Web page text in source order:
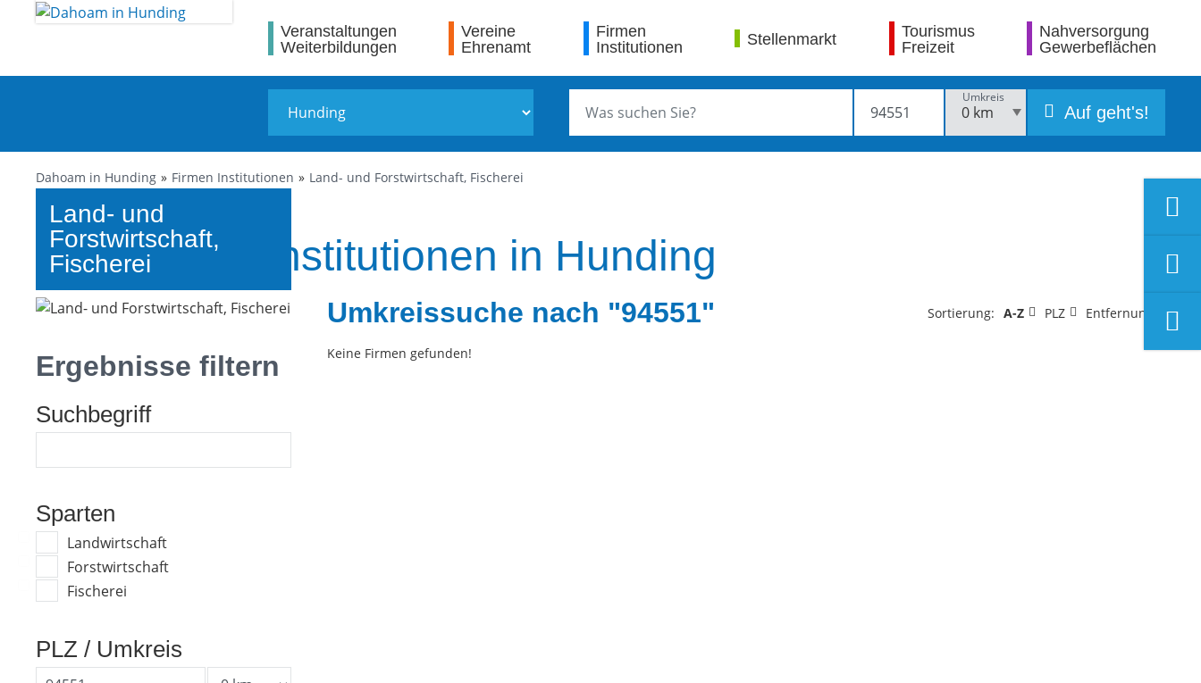
Veranstaltungen
Weiterbildungen
Vereine
Ehrenamt
Firmen
Institutionen
Stellenmarkt
Tourismus
Freizeit
Nahversorgung
Gewerbeflächen
Umkreis
Auf geht's!
Dahoam in Hunding Firmen Institutionen Land- und Forstwirtschaft, Fischerei
Firmen und Institutionen in Hunding
Land- und
Forstwirtschaft,
Fischerei
Ergebnisse filtern
Suchbegriff
Sparten
Landwirtschaft
Forstwirtschaft
Fischerei
PLZ / Umkreis
Umkreissuche nach "94551" Sortierung: A-Z PLZ Entfernung
Keine Firmen gefunden!